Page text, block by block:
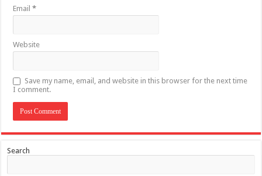
Email*
Website
Save my name, email, and website in this browser for the next time
I comment.
Search